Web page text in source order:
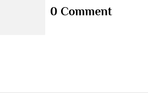
0 Comment